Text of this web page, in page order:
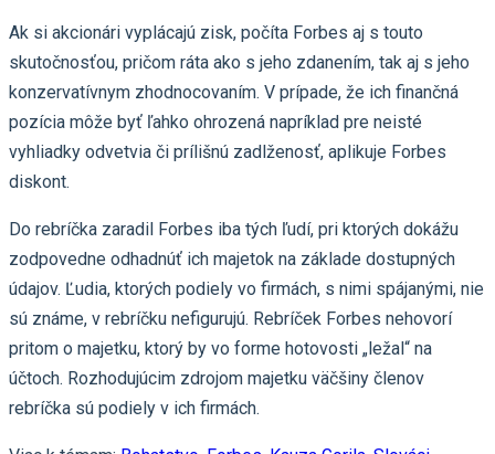
Ak si akcionári vyplácajú zisk, počíta Forbes aj s touto
skutočnosťou, pričom ráta ako s jeho zdanením, tak aj s jeho
konzervatívnym zhodnocovaním. V prípade, že ich finančná
pozícia môže byť ľahko ohrozená napríklad pre neisté
vyhliadky odvetvia či prílišnú zadlženosť, aplikuje Forbes
diskont.
Do rebríčka zaradil Forbes iba tých ľudí, pri ktorých dokážu
zodpovedne odhadnúť ich majetok na základe dostupných
údajov. Ľudia, ktorých podiely vo firmách, s nimi spájanými, nie
sú známe, v rebríčku nefigurujú. Rebríček Forbes nehovorí
pritom o majetku, ktorý by vo forme hotovosti „ležal“ na
účtoch. Rozhodujúcim zdrojom majetku väčšiny členov
rebríčka sú podiely v ich firmách.